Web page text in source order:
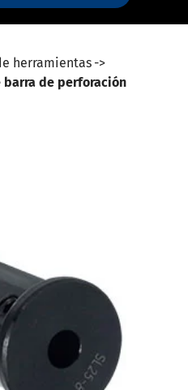
herramientas
barra de perforación